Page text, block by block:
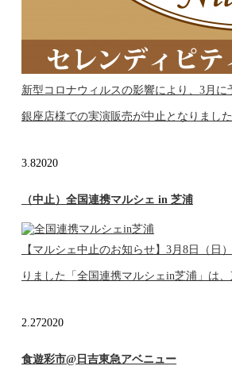
新型コロナウィルスの影響により、3月
銀座店様での実演販売が中止となりました
3.82020
（中止）全国連携マルシェ in 芝浦
【マルシェ中止のお知らせ】3月8日（日
りました「全国連携マルシェin芝浦」は、
2.272020
食遊彩市@日吉東急アベニュー